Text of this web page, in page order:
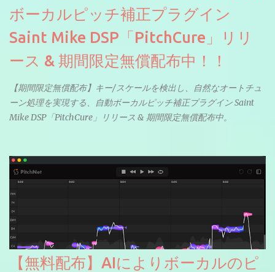
ボーカルピッチ補正プラグイン
Saint Mike DSP「PitchCure」リリ
ース & 期間限定無償配布中！！
【期間限定無償配布】キー/スケールを検出し、自然なオートチュ
ーン処理を実現する、自動ボーカルピッチ補正プラグイン Saint
Mike DSP「PitchCure」リリース & 期間限定無償配布中。
【無料配布】AIによりボーカルのピ